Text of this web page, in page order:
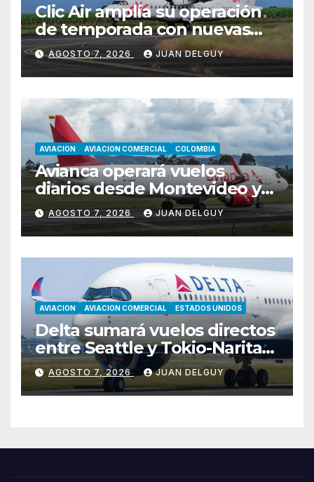
Clic Air amplía su operación
de temporada con nuevas
rutas hacia Cartagena y Tolú
AGOSTO 7, 2026 JUAN DELGUY
AVIACION AVIACION COMERCIAL COLOMBIA
Avianca operará vuelos
diarios desde Montevideo y
Asunción hacia Bogotá
AGOSTO 7, 2026 JUAN DELGUY
AVIACION AVIACION COMERCIAL ESTADOS UNIDOS
Delta sumará vuelos directos
entre Seattle y Tokio-Narita
desde marzo de 2027
AGOSTO 7, 2026 JUAN DELGUY